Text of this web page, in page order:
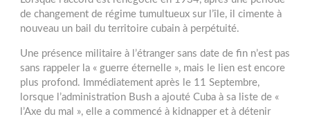
de changement de régime tumultueux sur l’île, il cimente à
nouveau un bail du territoire cubain à perpétuité.
Une présence militaire à l’étranger sans date de fin n’est pas
sans rappeler la « guerre éternelle », mais le lien est encore
plus profond. Immédiatement après le 11 Septembre,
lorsque l’administration Bush a ajouté Cuba à sa liste de «
l’Axe du mal », elle a commencé à kidnapper et à détenir